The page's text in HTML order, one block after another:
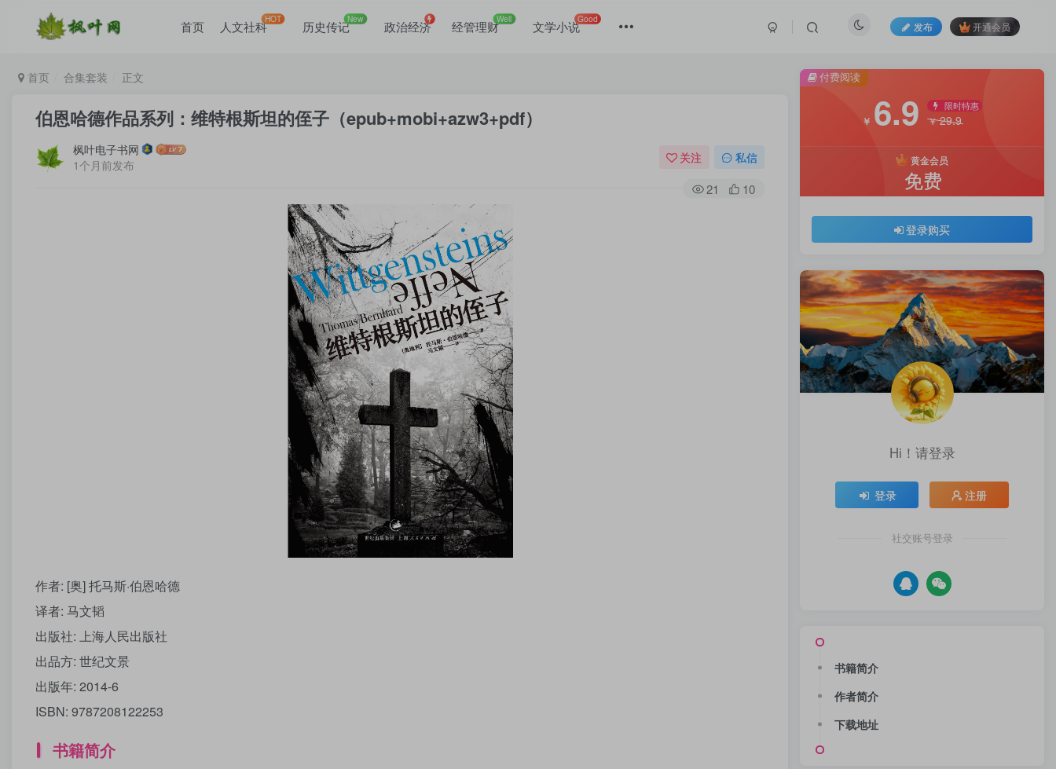
首页 人文社科HOT 历史传记New 政治经济 经管理财Well 文学小说Good
发布 开通会员
首页 合集套装 正文
伯恩哈德作品系列：维特根斯坦的侄子（epub+mobi+azw3+pdf）
枫叶电子书网
1个月前发布
关注 私信
21 10
作者: [奥] 托马斯·伯恩哈德
译者: 马文韬
出版社: 上海人民出版社
出品方: 世纪文景
出版年: 2014-6
ISBN: 9787208122253
书籍简介
付费阅读
￥ 6.9 限时特惠
￥29.9
黄金会员
免费
登录购买
Hi！请登录
登录 注册
社交账号登录
书籍简介
作者简介
下载地址
登录
没有账号？立即注册
用户名/手机号/邮箱
登录密码
记住登录
社交账号登录